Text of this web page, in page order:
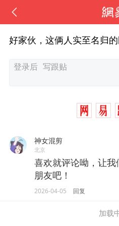
好家伙，这俩人实至名归
神女混剪
北京
喜欢就评论呦，让
朋友吧！
2026-04-05 回复
加载